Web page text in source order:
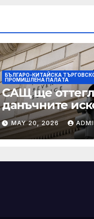
БЪЛГАРО-КИТАЙСКА
ПРОМИШЛЕНА ПАЛAТА
САЩ ще
данъчните
срещу Тръмп
„завинаги“ в
сделката за
MAY 20, 2026